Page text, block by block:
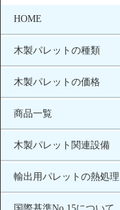
HOME
木製パレットの種類
木製パレットの価格
商品一覧
木製パレット関連設備
輸出用パレットの熱処理